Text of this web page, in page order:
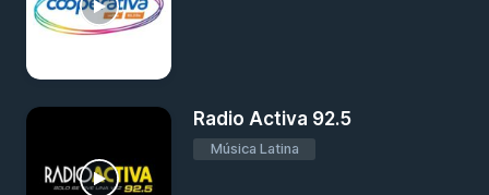
Radio Activa 92.5
Música Latina